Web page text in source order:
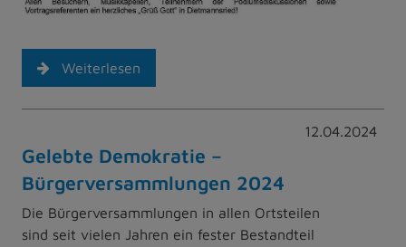
Weiterlesen
12.04.2024
Gelebte Demokratie –
Bürgerversammlungen 2024
Die Bürgerversammlungen in allen Ortsteilen
sind seit vielen Jahren ein fester Bestandteil